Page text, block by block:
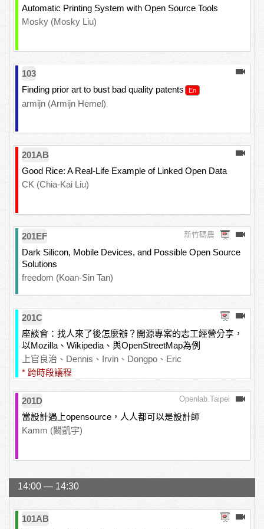
Automatic Printing System with Open Source Tools
Mosky (Mosky Liu)
103
Finding prior art to bust bad quality patents
armijn (Armijn Hemel)
201AB
Good Rice: A Real-Life Example of Linked Open Data
CK (Chia-Kai Liu)
201EF 新竹碼農
Dark Silicon, Mobile Devices, and Possible Open Source
Solutions
freedom (Koan-Sin Tan)
201C
座談會：找人來了後怎麼辦？開源專案的志工經營分享，
以Mozilla、Wikipedia、與OpenStreetMap為例
上官良治、Dennis、Irvin、Dongpo、Eric
* 跨時段議程
201D Openlab.Taipei
當設計遇上opensource，人人都可以是設計師
Kamm (闞凱宇)
14:00 — 14:30
101AB